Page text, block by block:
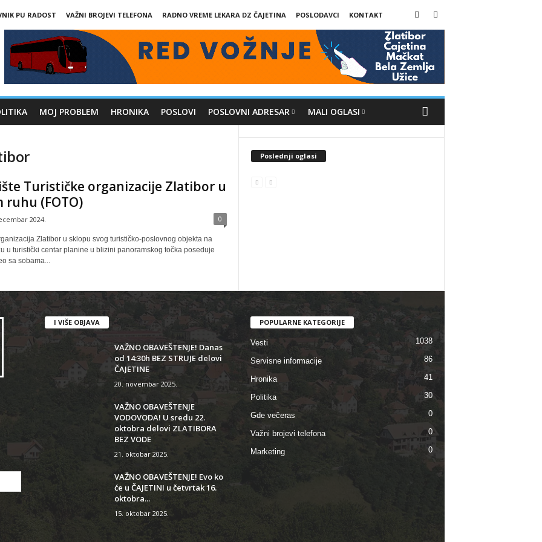
PU RADOST VAŽNI BROJEVI TELEFONA RADNO VREME LEKARA DZ ČAJETINA POSLODAVCI
KONTAKT
MOJ PROBLEM HRONIKA POSLOVI POSLOVNI ADRESAR MALI OGLASI
Turističke organizacije Zlatibor u
ruhu (FOTO)
2024. 0
Zlatibor u sklopu svog turističko-poslovnog objekta na
u turistički centar planine u blizini panoramskog točka poseduje
sa sobama...
Poslednji oglasi
I VIŠE OBJAVA
VAŽNO OBAVEŠTENJE! Danas
od 14:30h BEZ STRUJE delovi
ČAJETINE
20. novembar 2025.
VAŽNO OBAVEŠTENJE
VODOVODA! U sredu 22.
oktobra delovi ZLATIBORA
BEZ VODE
21. oktobar 2025.
VAŽNO OBAVEŠTENJE! Evo ko
će u ČAJETINI u četvrtak 16.
oktobra...
15. oktobar 2025.
POPULARNE KATEGORIJE
Vesti 1038
Servisne informacije 86
Hronika 41
Politika 30
Gde večeras 0
Važni brojevi telefona 0
Marketing 0